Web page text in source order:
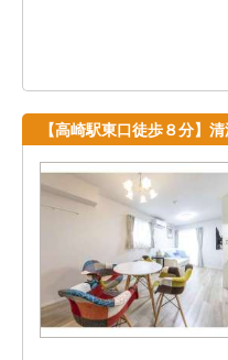
【高崎駅東口徒歩８分】